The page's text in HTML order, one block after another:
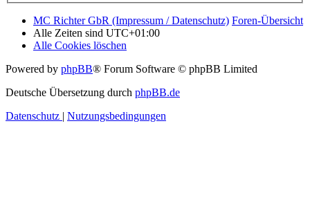
MC Richter GbR (Impressum / Datenschutz) Foren-Übersicht
Alle Zeiten sind UTC+01:00
Alle Cookies löschen
Powered by phpBB® Forum Software © phpBB Limited
Deutsche Übersetzung durch phpBB.de
Datenschutz | Nutzungsbedingungen